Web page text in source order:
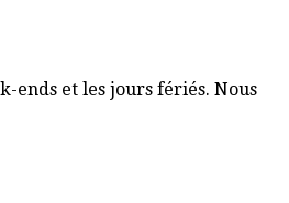
ends et les jours fériés. Nous